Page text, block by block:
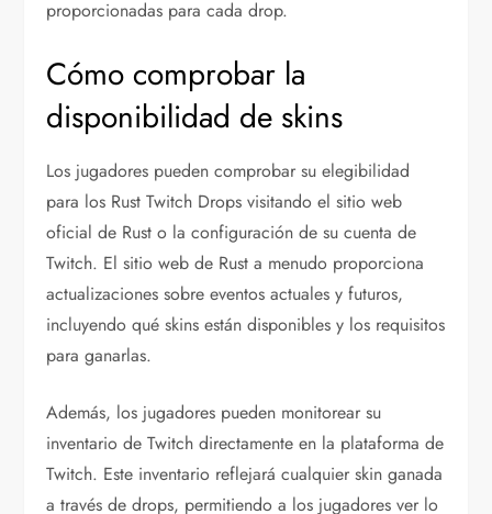
proporcionadas para cada drop.
Cómo comprobar la
disponibilidad de skins
Los jugadores pueden comprobar su elegibilidad
para los Rust Twitch Drops visitando el sitio web
oficial de Rust o la configuración de su cuenta de
Twitch. El sitio web de Rust a menudo proporciona
actualizaciones sobre eventos actuales y futuros,
incluyendo qué skins están disponibles y los requisitos
para ganarlas.
Además, los jugadores pueden monitorear su
inventario de Twitch directamente en la plataforma de
Twitch. Este inventario reflejará cualquier skin ganada
a través de drops, permitiendo a los jugadores ver lo